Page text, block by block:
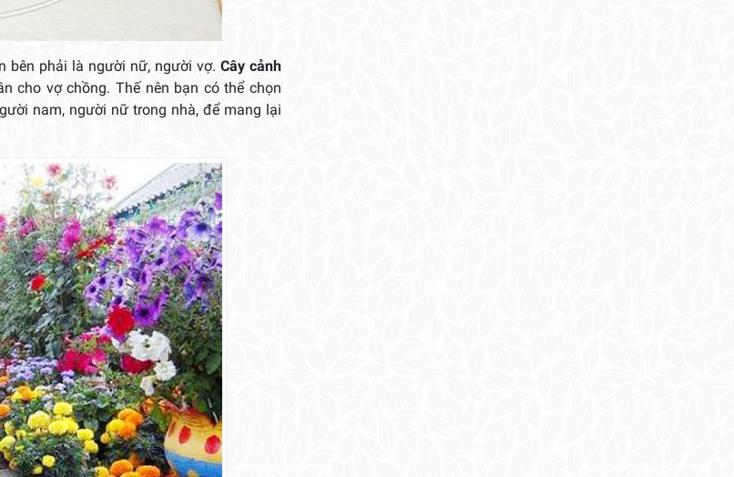
bên phải là người nữ, người vợ.Cây cảnh
cho vợ chồng. Thế nên bạn có thể chọn
nam, người nữ trong nhà, để mang lại